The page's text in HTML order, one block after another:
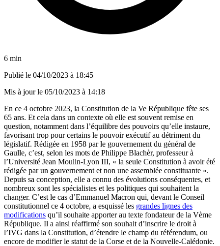
6 min
Publié le 04/10/2023 à 18:45
Mis à jour le 05/10/2023 à 14:18
En ce 4 octobre 2023, la Constitution de la Ve République fête ses
65 ans. Et cela dans un contexte où elle est souvent remise en
question, notamment dans l’équilibre des pouvoirs qu’elle instaure,
favorisant trop pour certains le pouvoir exécutif au détriment du
législatif. Rédigée en 1958 par le gouvernement du général de
Gaulle, c’est, selon les mots de Philippe Blachèr, professeur à
l’Université Jean Moulin-Lyon III, « la seule Constitution à avoir été
rédigée par un gouvernement et non une assemblée constituante ».
Depuis sa conception, elle a connu des évolutions conséquentes, et
nombreux sont les spécialistes et les politiques qui souhaitent la
changer. C’est le cas d’Emmanuel Macron qui, devant le Conseil
constitutionnel ce 4 octobre, a esquissé les grandes lignes des
modifications qu’il souhaite apporter au texte fondateur de la Vème
République. Il a ainsi réaffirmé son souhait d’inscrire le droit à
l’IVG dans la Constitution, d’étendre le champ du référendum, ou
encore de modifier le statut de la Corse et de la Nouvelle-Calédonie.